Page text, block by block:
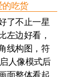
的吃货
了不止一星
左边好看，
线构图，符
人像模式后
面整体看起